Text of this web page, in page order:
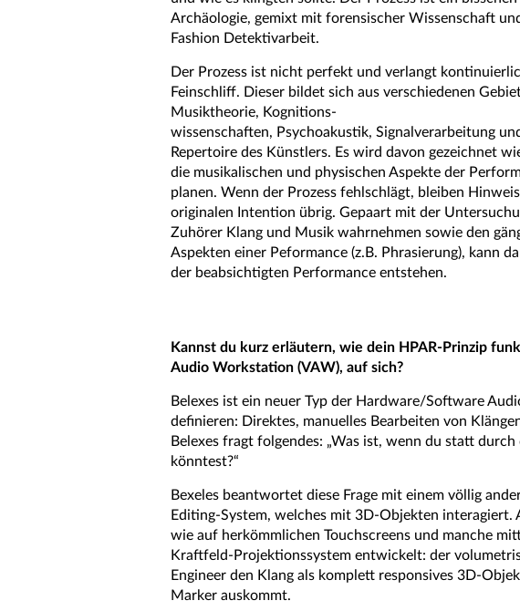
Archäologie, gemixt mit forensischer Wissenschaft
Fashion Detektivarbeit.
Der Prozess ist nicht perfekt und verlangt
Feinschliff. Dieser bildet sich aus verschiedenen
Musiktheorie, Kognitions-
wissenschaften, Psychoakustik, Signalverarbeitung
Repertoire des Künstlers. Es wird davon gezeichnet
die musikalischen und physischen Aspekte der
planen. Wenn der Prozess fehlschlägt, bleiben
originalen Intention übrig. Gepaart mit der
Zuhörer Klang und Musik wahrnehmen sowie den
Aspekten einer Peformance (z.B. Phrasierung), kann
der beabsichtigten Performance entstehen.
Kannst du kurz erläutern, wie dein HPAR-Prinzip
Audio Workstation (VAW), auf sich?
Belexes ist ein neuer Typ der Hardware/Software
definieren: Direktes, manuelles Bearbeiten von
Belexes fragt folgendes: „Was ist, wenn du statt
könntest?“
Bexeles beantwortet diese Frage mit einem völlig
Editing-System, welches mit 3D-Objekten
wie auf herkömmlichen Touchscreens und manche
Kraftfeld-Projektionssystem entwickelt: der
Engineer den Klang als komplett responsives 3D-
Marker auskommt.